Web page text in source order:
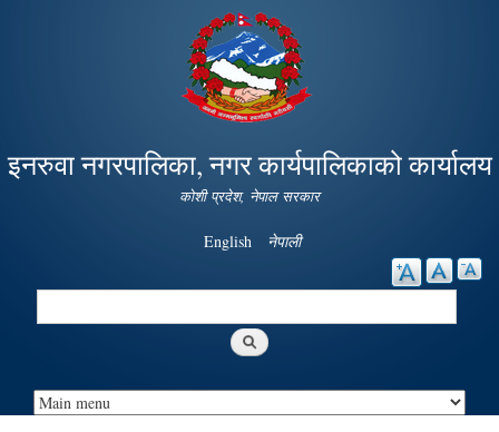
Skip to
main
content
इनरुवा नगरपालिका, नगर कार्यपालिकाको कार्यालय
कोशी प्रदेश, नेपाल सरकार
English नेपाली
Search